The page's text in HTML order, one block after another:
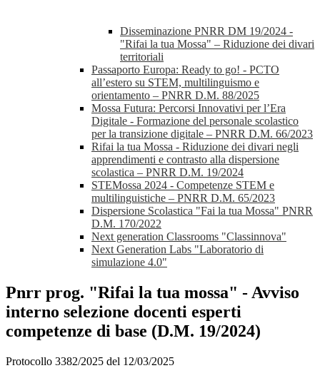
Disseminazione PNRR DM 19/2024 -
"Rifai la tua Mossa" – Riduzione dei divari
territoriali
Passaporto Europa: Ready to go! - PCTO
all’estero su STEM, multilinguismo e
orientamento – PNRR D.M. 88/2025
Mossa Futura: Percorsi Innovativi per l’Era
Digitale - Formazione del personale scolastico
per la transizione digitale – PNRR D.M. 66/2023
Rifai la tua Mossa - Riduzione dei divari negli
apprendimenti e contrasto alla dispersione
scolastica – PNRR D.M. 19/2024
STEMossa 2024 - Competenze STEM e
multilinguistiche – PNRR D.M. 65/2023
Dispersione Scolastica "Fai la tua Mossa" PNRR
D.M. 170/2022
Next generation Classrooms "Classinnova"
Next Generation Labs "Laboratorio di
simulazione 4.0"
Pnrr prog. "Rifai la tua mossa" - Avviso
interno selezione docenti esperti
competenze di base (D.M. 19/2024)
Protocollo 3382/2025 del 12/03/2025